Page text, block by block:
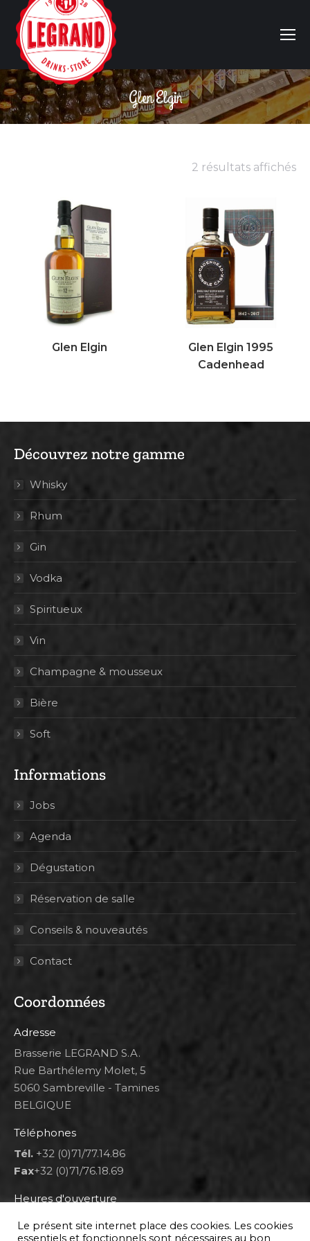
Glen Elgin
Vous êtes ici :
2 résultats affichés
Glen Elgin
Glen Elgin 1995
Cadenhead
Découvrez notre gamme
Whisky
Rhum
Gin
Vodka
Spiritueux
Vin
Champagne & mousseux
Bière
Soft
Informations
Jobs
Agenda
Dégustation
Réservation de salle
Conseils & nouveautés
Contact
Coordonnées
Adresse
Brasserie LEGRAND S.A.
Rue Barthélemy Molet, 5
5060 Sambreville - Tamines
BELGIQUE
Téléphones
Tél. +32 (0)71/77.14.86
Fax+32 (0)71/76.18.69
Heures d'ouverture
Lun 8h00-12h00 et 12h30-14h30
Mar au ven 8h00-12h00 et 12h30-17h00
Le présent site internet place des cookies. Les cookies
essentiels et fonctionnels sont nécessaires au bon